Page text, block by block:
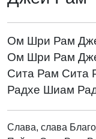
Ом Шри Рам
Ом Шри Рам
Сита Рам Сита
Радхе Шиам
Слава, слава